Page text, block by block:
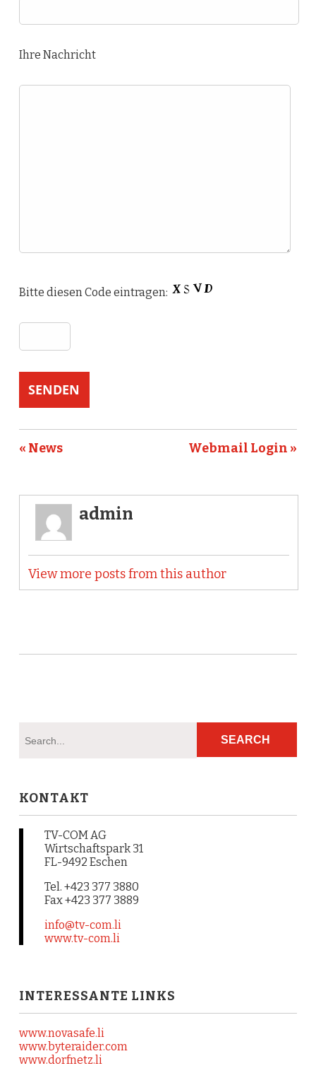
Ihre Nachricht
Bitte diesen Code eintragen:
« News Webmail Login »
admin
View more posts from this author
KONTAKT
TV-COM AG
Wirtschaftspark 31
FL-9492 Eschen
Tel. +423 377 3880
Fax +423 377 3889
info@tv-com.li
www.tv-com.li
INTERESSANTE LINKS
www.novasafe.li
www.byteraider.com
www.dorfnetz.li